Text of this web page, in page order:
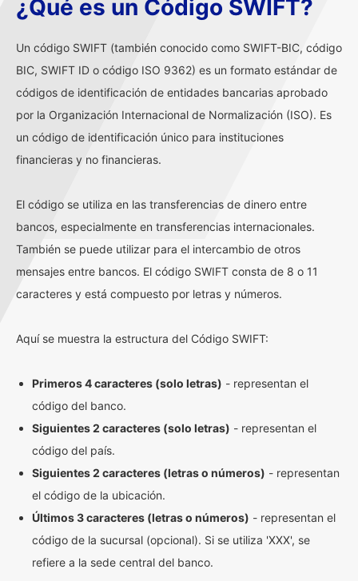
¿Qué es un Código SWIFT?
Un código SWIFT (también conocido como SWIFT-BIC, código
BIC, SWIFT ID o código ISO 9362) es un formato estándar de
códigos de identificación de entidades bancarias aprobado
por la Organización Internacional de Normalización (ISO). Es
un código de identificación único para instituciones
financieras y no financieras.
El código se utiliza en las transferencias de dinero entre
bancos, especialmente en transferencias internacionales.
También se puede utilizar para el intercambio de otros
mensajes entre bancos. El código SWIFT consta de 8 o 11
caracteres y está compuesto por letras y números.
Aquí se muestra la estructura del Código SWIFT:
Primeros 4 caracteres (solo letras) - representan el
código del banco.
Siguientes 2 caracteres (solo letras) - representan el
código del país.
Siguientes 2 caracteres (letras o números) - representan
el código de la ubicación.
Últimos 3 caracteres (letras o números) - representan el
código de la sucursal (opcional). Si se utiliza 'XXX', se
refiere a la sede central del banco.